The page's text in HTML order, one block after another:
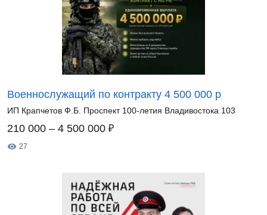
Военнослужащий по контракту 4 500 000 р
ИП Крапчетов Ф.Б. Проспект 100-летия Владивостока 103
210 000 – 4 500 000 ₽
27